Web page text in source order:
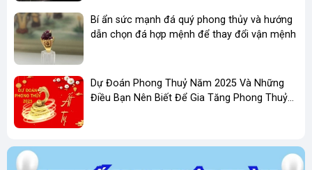
Chất liệu cao cấp, màu sắc độc đáo
Mã não (Agate) là một loại đá quý thuộc họ
thạch anh, nổi tiếng với các vân đá tự nhiên
độc đáo và màu sắc đa dạng. Tại Shop Lạc
Việt, mỗi chiếc vòng ngọc mã não đều được
chế tác từ đá mã não tự nhiên 100%, không
lượng phong thủy vốn có.
Bí ẩn sức mạnh đá quý phong thủy và hướng
dẫn chọn đá hợp mệnh để thay đổi vận mệnh
Dự Đoán Phong Thuỷ Năm 2025 Và Những
Điều Bạn Nên Biết Để Gia Tăng Phong Thuỷ